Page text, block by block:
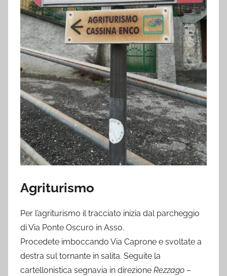
Agriturismo
Per l’agriturismo il tracciato inizia dal parcheggio
di Via Ponte Oscuro in Asso.
Procedete imboccando Via Caprone e svoltate a
destra sul tornante in salita. Seguite la
cartellonistica segnavia in direzione Rezzago –